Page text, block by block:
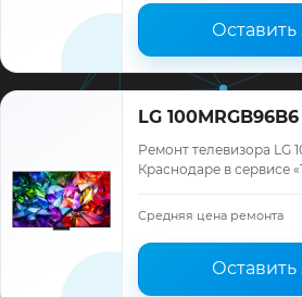
Оставить
LG 100MRGB96B6
Ремонт телевизора LG
Краснодаре в сервисе
запчасти и гарантия до
Средняя цена ремонта
Оставить